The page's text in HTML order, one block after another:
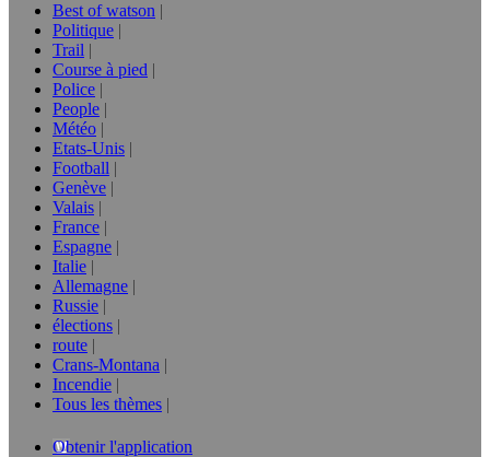
Best of watson
Politique
Trail
Course à pied
Police
People
Météo
Etats-Unis
Football
Genève
Valais
France
Espagne
Italie
Allemagne
Russie
élections
route
Crans-Montana
Incendie
Tous les thèmes
Obtenir l'application